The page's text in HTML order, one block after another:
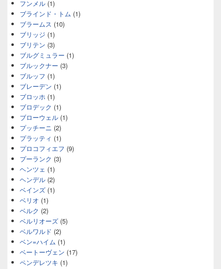
フンメル (1)
ブラインド・トム (1)
ブラームス (10)
ブリッジ (1)
ブリテン (3)
ブルグミュラー (1)
ブルックナー (3)
ブルッフ (1)
ブレーデン (1)
ブロッホ (1)
ブロデック (1)
ブローウェル (1)
プッチーニ (2)
プラッティ (1)
プロコフィエフ (9)
プーランク (3)
ヘンツェ (1)
ヘンデル (2)
ベインズ (1)
ベリオ (1)
ベルク (2)
ベルリオーズ (5)
ベルワルド (2)
ベン=ハイム (1)
ベートーヴェン (17)
ペンデレツキ (1)